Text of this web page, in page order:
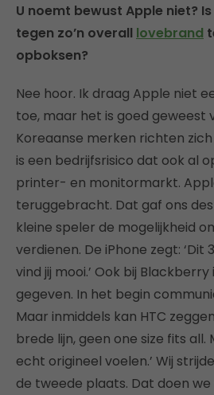
U noemt bewust Apple niet?
tegen zo’n overall lovebrand
opboksen?
Nee hoor. Ik draag Apple niet
toe, maar het is goed geweest
Koreaanse merken richten
is een bedrijfsrisico dat ook al
printer- en monitormarkt.
teruggebracht. Dat gaf ons
kleine speler de mogelijkheid
verdienen. De iPhone zegt:
vind jij mooi.’ Ook bij
gegeven. In het begin
Maar inmiddels kan HTC
brede lijn, geen one size fits all.
echt origineel voelen.’ Wij
de tweede plaats. Dat doen